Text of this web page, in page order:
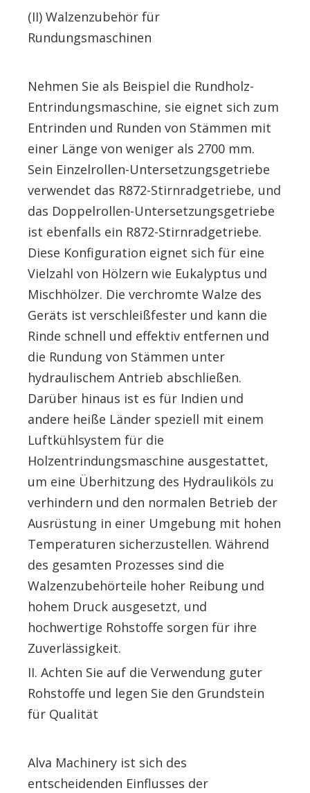
(II) Walzenzubehör für
Rundungsmaschinen
Nehmen Sie als Beispiel die Rundholz-
Entrindungsmaschine, sie eignet sich zum
Entrinden und Runden von Stämmen mit
einer Länge von weniger als 2700 mm.
Sein Einzelrollen-Untersetzungsgetriebe
verwendet das R872-Stirnradgetriebe, und
das Doppelrollen-Untersetzungsgetriebe
ist ebenfalls ein R872-Stirnradgetriebe.
Diese Konfiguration eignet sich für eine
Vielzahl von Hölzern wie Eukalyptus und
Mischhölzer. Die verchromte Walze des
Geräts ist verschleißfester und kann die
Rinde schnell und effektiv entfernen und
die Rundung von Stämmen unter
hydraulischem Antrieb abschließen.
Darüber hinaus ist es für Indien und
andere heiße Länder speziell mit einem
Luftkühlsystem für die
Holzentrindungsmaschine ausgestattet,
um eine Überhitzung des Hydrauliköls zu
verhindern und den normalen Betrieb der
Ausrüstung in einer Umgebung mit hohen
Temperaturen sicherzustellen. Während
des gesamten Prozesses sind die
Walzenzubehörteile hoher Reibung und
hohem Druck ausgesetzt, und
hochwertige Rohstoffe sorgen für ihre
Zuverlässigkeit.
II. Achten Sie auf die Verwendung guter
Rohstoffe und legen Sie den Grundstein
für Qualität
Alva Machinery ist sich des
entscheidenden Einflusses der